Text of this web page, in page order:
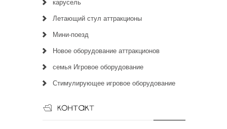
Летающий стул аттракционы
Мини-поезд
Новое оборудование аттракционов
семья Игровое оборудование
Стимулирующее игровое оборудование